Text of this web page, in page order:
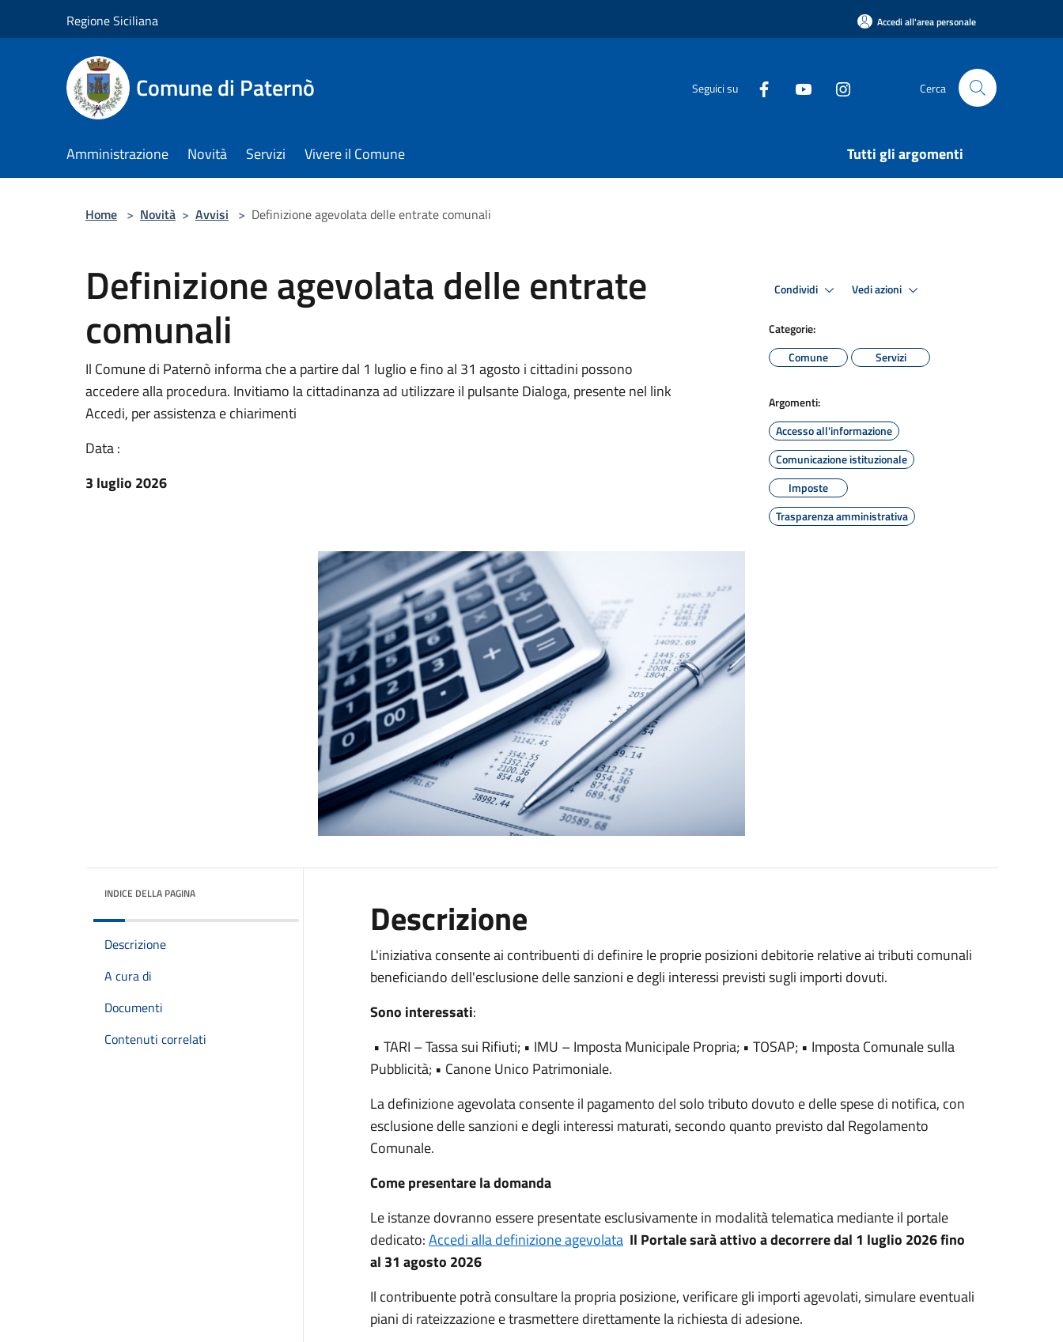
Regione Siciliana Accedi all'area personale
Comune di Paternò Seguici su Cerca
Amministrazione Novità Servizi Vivere il Comune Tutti gli argomenti
Home > Novità > Avvisi > Definizione agevolata delle entrate comunali
Definizione agevolata delle entrate
comunali
Il Comune di Paternò informa che a partire dal 1 luglio e fino al 31 agosto i cittadini possono
accedere alla procedura. Invitiamo la cittadinanza ad utilizzare il pulsante Dialoga, presente nel link
Accedi, per assistenza e chiarimenti
Data :
3 luglio 2026
Condividi Vedi azioni
Categorie:
Comune
Servizi
Argomenti:
Accesso all'informazione
Comunicazione istituzionale
Imposte
Trasparenza amministrativa
INDICE DELLA PAGINA
Descrizione
A cura di
Documenti
Contenuti correlati
Descrizione
L'iniziativa consente ai contribuenti di definire le proprie posizioni debitorie relative ai tributi comunali
beneficiando dell'esclusione delle sanzioni e degli interessi previsti sugli importi dovuti.
Sono interessati:
• TARI – Tassa sui Rifiuti; • IMU – Imposta Municipale Propria; • TOSAP; • Imposta Comunale sulla
Pubblicità; • Canone Unico Patrimoniale.
La definizione agevolata consente il pagamento del solo tributo dovuto e delle spese di notifica, con
esclusione delle sanzioni e degli interessi maturati, secondo quanto previsto dal Regolamento
Comunale.
Come presentare la domanda
Le istanze dovranno essere presentate esclusivamente in modalità telematica mediante il portale
dedicato:Accedi alla definizione agevolata Il Portale sarà attivo a decorrere dal 1 luglio 2026 fino
al 31 agosto 2026
Il contribuente potrà consultare la propria posizione, verificare gli importi agevolati, simulare eventuali
piani di rateizzazione e trasmettere direttamente la richiesta di adesione.